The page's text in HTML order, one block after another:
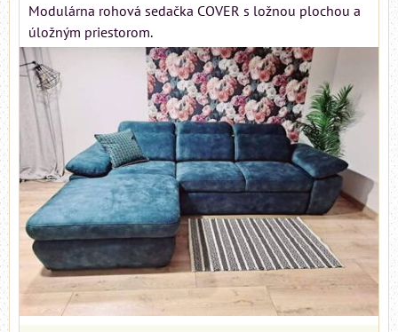
Modulárna rohová sedačka COVER s ložnou plochou a
úložným priestorom.